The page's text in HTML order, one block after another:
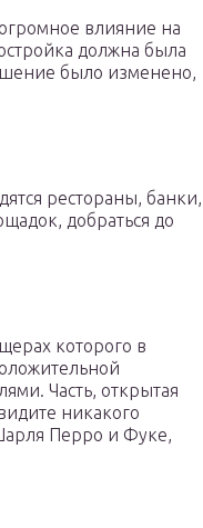
влияние на
должна была
было изменено,
рестораны, банки,
добраться до
которого в
Часть, открытая
никакого
Перро и Фуке,